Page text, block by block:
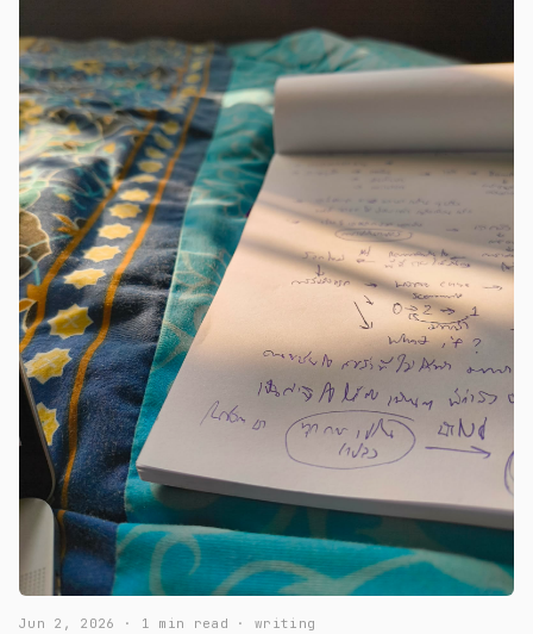
Jun 2, 2026 · 1 min read · writing